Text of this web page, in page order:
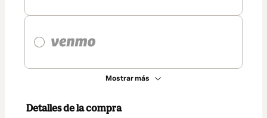
Mostrar más
Detalles de la compra